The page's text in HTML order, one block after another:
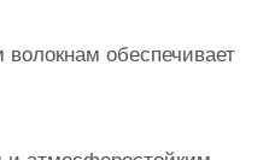
обеспечивает